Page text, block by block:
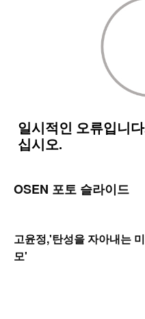
OSEN 포토 슬라이드
고윤정,'탄성을 자아내는 미
모'